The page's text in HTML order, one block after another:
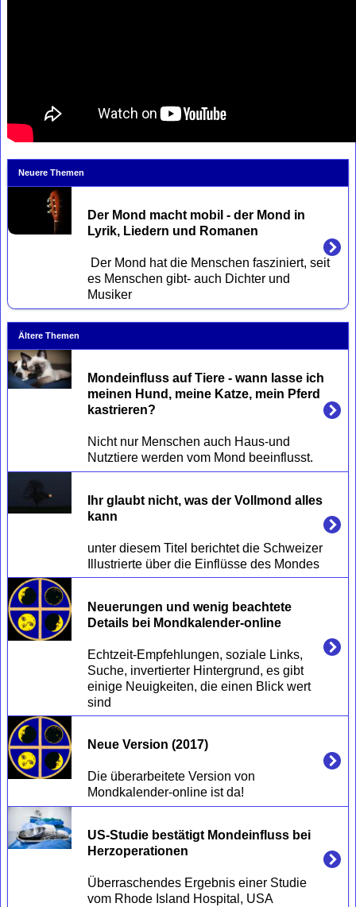
Neuere Themen
Der Mond macht mobil - der Mond in
Lyrik, Liedern und Romanen
es Menschen gibt- auch Dichter und
Ältere Themen
Mondeinfluss auf Tiere - wann lasse ich
meinen Hund, meine Katze, mein Pferd
kastrieren?
Nicht nur Menschen auch Haus-und
Ihr glaubt nicht, was der Vollmond alles
kann
unter diesem Titel berichtet die Schweizer
Neuerungen und wenig beachtete
Details bei Mondkalender-online
Echtzeit-Empfehlungen, soziale Links,
Suche, invertierter Hintergrund, es gibt
einige Neuigkeiten, die einen Blick wert
Neue Version (2017)
Die überarbeitete Version von
US-Studie bestätigt Mondeinfluss bei
Herzoperationen
Überraschendes Ergebnis einer Studie